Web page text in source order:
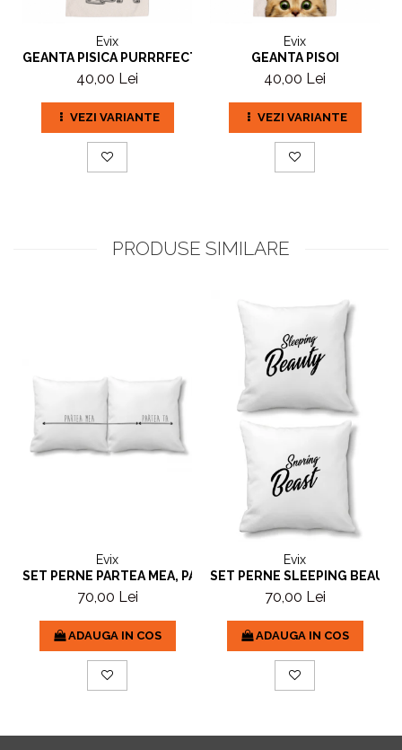
Evix
GEANTA PISICA PURRRFECT
40,00 Lei
VEZI VARIANTE
Evix
GEANTA PISOI
40,00 Lei
VEZI VARIANTE
PRODUSE SIMILARE
Evix
SET PERNE PARTEA MEA, PARTEA TA
70,00 Lei
ADAUGA IN COS
Evix
SET PERNE SLEEPING
70,00 Lei
ADAUGA IN COS